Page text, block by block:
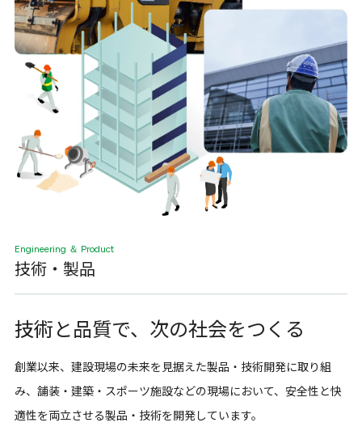
Engineering ＆ Product
技術・製品
技術と品質で、 次の社会をつくる
創業以来、建設現場の未来を見据えた製品・技術開発に取り組
み、舗装・建築・スポーツ施設などの現場において、安全性と快
適性を両立させる製品・技術を開発しています。